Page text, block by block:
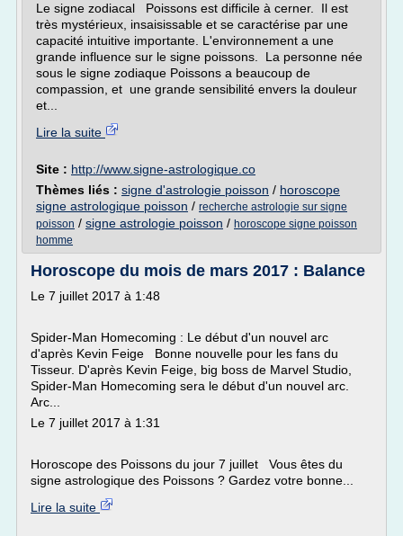
Le signe zodiacal Poissons est difficile à cerner. Il est
très mystérieux, insaisissable et se caractérise par une
capacité intuitive importante. L'environnement a une
grande influence sur le signe poissons. La personne née
sous le signe zodiaque Poissons a beaucoup de
compassion, et une grande sensibilité envers la douleur
et...
Lire la suite
Site : http://www.signe-astrologique.co
Thèmes liés : signe d'astrologie poisson / horoscope
signe astrologique poisson / recherche astrologie sur signe
poisson / signe astrologie poisson / horoscope signe poisson
homme
Horoscope du mois de mars 2017 : Balance
Le 7 juillet 2017 à 1:48
Spider-Man Homecoming : Le début d'un nouvel arc
d'après Kevin Feige Bonne nouvelle pour les fans du
Tisseur. D'après Kevin Feige, big boss de Marvel Studio,
Spider-Man Homecoming sera le début d'un nouvel arc.
Arc...
Le 7 juillet 2017 à 1:31
Horoscope des Poissons du jour 7 juillet Vous êtes du
signe astrologique des Poissons ? Gardez votre bonne...
Lire la suite